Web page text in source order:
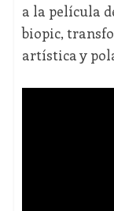
a la película
biopic,
artística y